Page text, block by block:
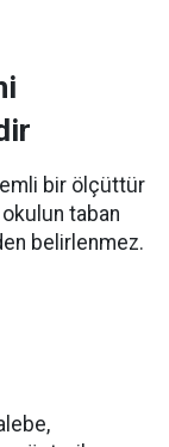
bir ölçüttür
taban
belirlenmez.